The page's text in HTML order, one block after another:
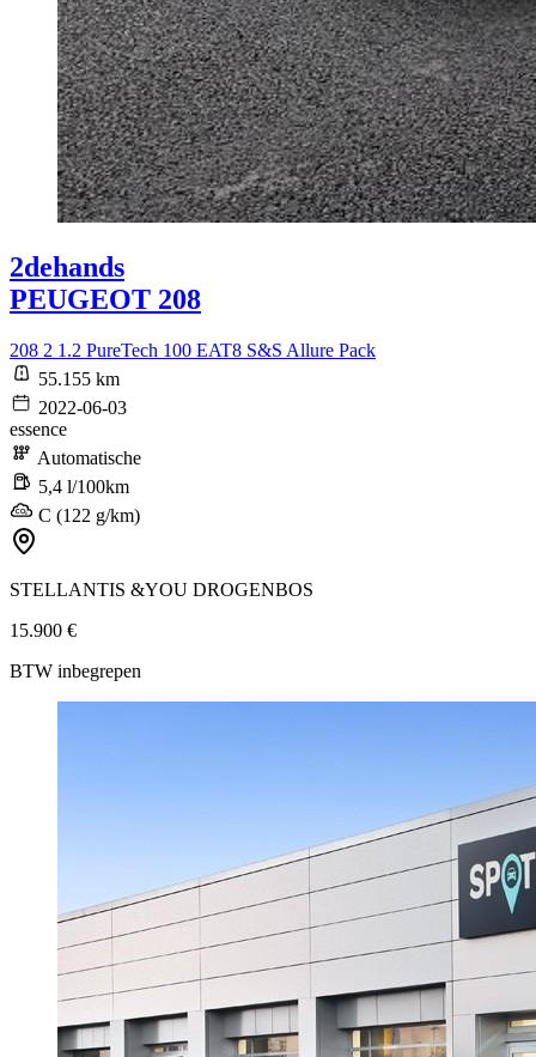
2dehands
PEUGEOT 208
208 2 1.2 PureTech 100 EAT8 S&S Allure Pack
55.155 km
2022-06-03
essence
Automatische
5,4 l/100km
C (122 g/km)
STELLANTIS &YOU DROGENBOS
15.900 €
BTW inbegrepen